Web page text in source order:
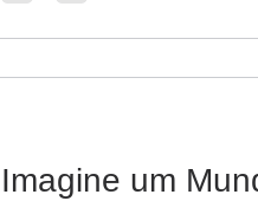
Imagine um